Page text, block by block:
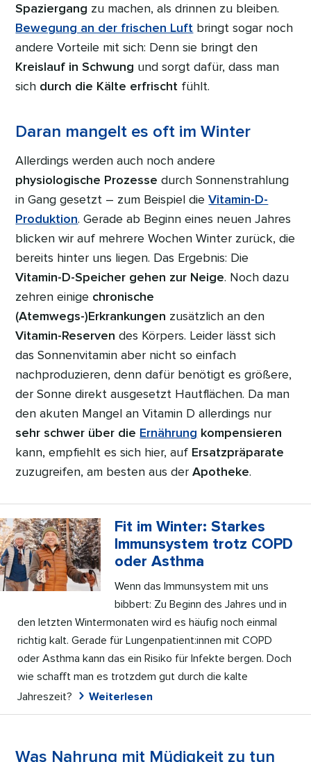
Spaziergang zu machen, als drinnen zu bleiben.
Bewegung an der frischen Luft bringt sogar noch
andere Vorteile mit sich: Denn sie bringt den
Kreislauf in Schwung und sorgt dafür, dass man
sich durch die Kälte erfrischt fühlt.
Daran mangelt es oft im Winter
Allerdings werden auch noch andere
physiologische Prozessedurch Sonnenstrahlung
in Gang gesetzt – zum Beispiel dieVitamin-D-
Produktion. Gerade ab Beginn eines neuen Jahres
blicken wir auf mehrere Wochen Winter zurück, die
bereits hinter uns liegen. Das Ergebnis: Die
Vitamin-D-Speicher gehen zur Neige. Noch dazu
zehren einige chronische
(Atemwegs-)Erkrankungen zusätzlich an den
Vitamin-Reserven des Körpers. Leider lässt sich
das Sonnenvitamin aber nicht so einfach
nachproduzieren, denn dafür benötigt es größere,
der Sonne direkt ausgesetzt Hautflächen. Da man
den akuten Mangel an Vitamin D allerdings nur
sehr schwer über die Ernährung kompensieren
kann, empfiehlt es sich hier, auf Ersatzpräparate
zuzugreifen, am besten aus derApotheke.
Fit im Winter: Starkes
Immunsystem trotz COPD
oder Asthma
Wenn das Immunsystem mit uns
bibbert: Zu Beginn des Jahres und in
den letzten Wintermonaten wird es häufig noch einmal
richtig kalt. Gerade für Lungenpatient:innen mit COPD
oder Asthma kann das ein Risiko für Infekte bergen. Doch
wie schafft man es trotzdem gut durch die kalte
Jahreszeit?
Weiterlesen
Was Nahrung mit Müdigkeit zu tun